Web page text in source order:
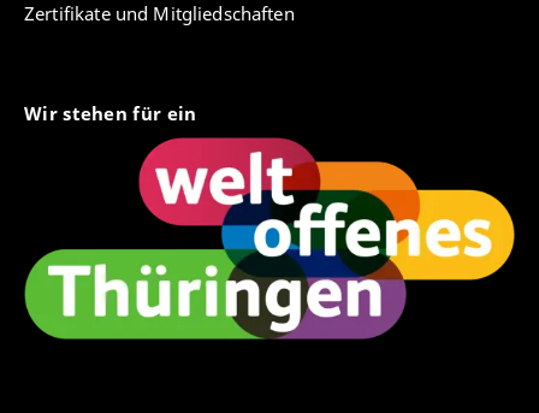
Zertifikate und Mitgliedschaften
Wir stehen für ein